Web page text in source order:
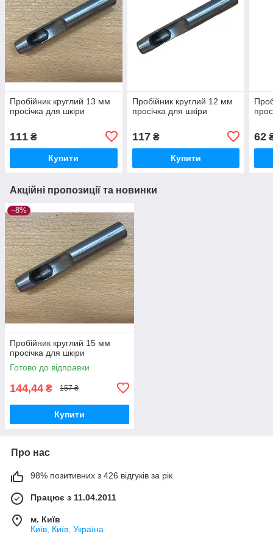
Пробійник круглий 13 мм
просічка для шкіри
111 ₴
Купити
Пробійник круглий 12 мм
просічка для шкіри
117₴
Купити
62
Акційні пропозиції та новинки
–8%
Пробійник круглий 15 мм
просічка для шкіри
Готово до відправки
144,44 ₴ 157 ₴
Купити
Про нас
98% позитивних з 426 відгуків за рік
Працює з 11.04.2011
м. Київ
Київ, Київ, Україна